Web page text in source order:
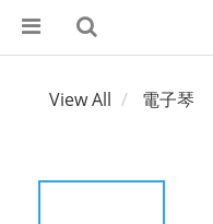
View All 電子琴